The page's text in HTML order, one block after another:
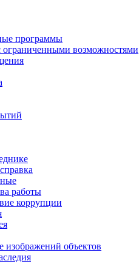
программы
ограниченными возможностями
работы
коррупции
изображений объектов